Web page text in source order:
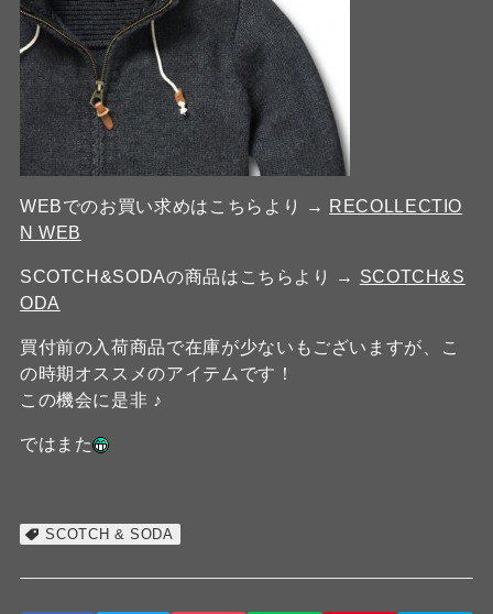
WEBでのお買い求めはこちらより → RECOLLECTIO
N WEB
SCOTCH&SODAの商品はこちらより → SCOTCH&S
ODA
買付前の入荷商品で在庫が少ないもございますが、こ
の時期オススメのアイテムです！
この機会に是非 ♪
ではまた
SCOTCH & SODA